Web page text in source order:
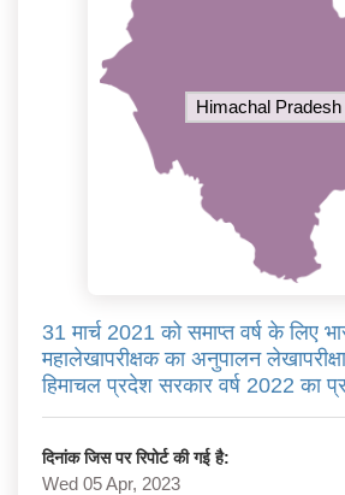
Himachal Pradesh
31 मार्च 2021 को समाप्त वर्ष के लिए
महालेखापरीक्षक का अनुपालन
हिमाचल प्रदेश सरकार वर्ष 2022 का
दिनांक जिस पर रिपोर्ट की गई है:
Wed 05 Apr, 2023